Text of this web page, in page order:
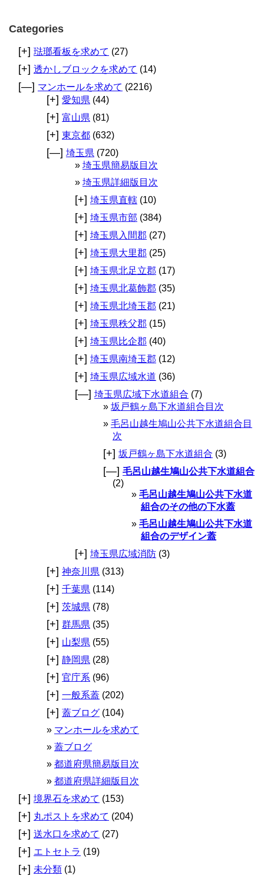
Categories
[+] 琺瑯看板を求めて (27)
[+] 透かしブロックを求めて (14)
[—] マンホールを求めて (2216)
[+] 愛知県 (44)
[+] 富山県 (81)
[+] 東京都 (632)
[—] 埼玉県 (720)
埼玉県簡易版目次
埼玉県詳細版目次
[+] 埼玉県直轄 (10)
[+] 埼玉県市部 (384)
[+] 埼玉県入間郡 (27)
[+] 埼玉県大里郡 (25)
[+] 埼玉県北足立郡 (17)
[+] 埼玉県北葛飾郡 (35)
[+] 埼玉県北埼玉郡 (21)
[+] 埼玉県秩父郡 (15)
[+] 埼玉県比企郡 (40)
[+] 埼玉県南埼玉郡 (12)
[+] 埼玉県広域水道 (36)
[—] 埼玉県広域下水道組合 (7)
坂戸鶴ヶ島下水道組合目次
毛呂山越生鳩山公共下水道組合目
次
[+] 坂戸鶴ヶ島下水道組合 (3)
[—] 毛呂山越生鳩山公共下水道組合
(2)
毛呂山越生鳩山公共下水道
組合のその他の下水蓋
毛呂山越生鳩山公共下水道
組合のデザイン蓋
[+] 埼玉県広域消防 (3)
[+] 神奈川県 (313)
[+] 千葉県 (114)
[+] 茨城県 (78)
[+] 群馬県 (35)
[+] 山梨県 (55)
[+] 静岡県 (28)
[+] 官庁系 (96)
[+] 一般系蓋 (202)
[+] 蓋ブログ (104)
マンホールを求めて
蓋ブログ
都道府県簡易版目次
都道府県詳細版目次
[+] 境界石を求めて (153)
[+] 丸ポストを求めて (204)
[+] 送水口を求めて (27)
[+] エトセトラ (19)
[+] 未分類 (1)